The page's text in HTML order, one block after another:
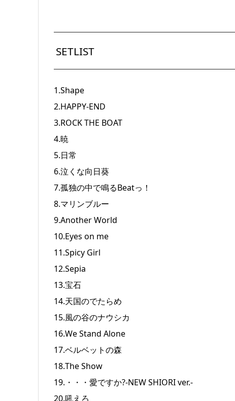
SETLIST
1.Shape
2.HAPPY-END
3.ROCK THE BOAT
4.暁
5.日常
6.泣くな向日葵
7.孤独の中で鳴るBeatっ！
8.マリンブルー
9.Another World
10.Eyes on me
11.Spicy Girl
12.Sepia
13.宝石
14.天国のでたらめ
15.風の谷のナウシカ
16.We Stand Alone
17.ベルベットの森
18.The Show
19.・・・愛ですか?-NEW SHIORI ver.-
20.吼えろ